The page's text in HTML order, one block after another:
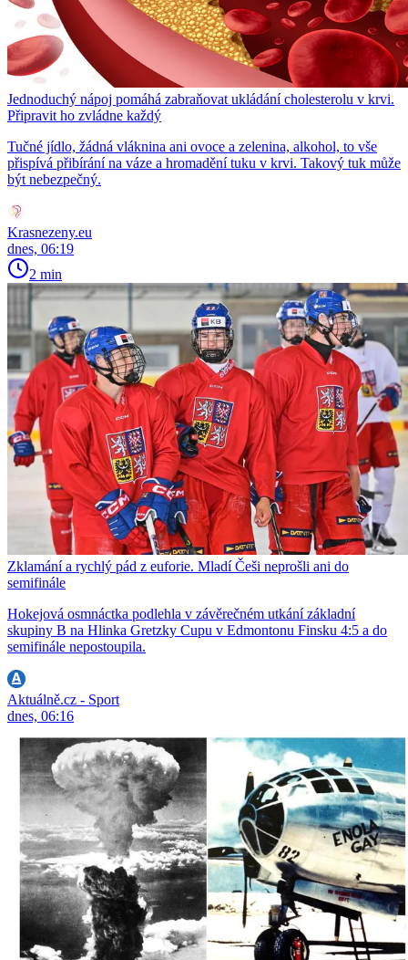
Jednoduchý nápoj pomáhá zabraňovat ukládání cholesterolu v krvi.
Připravit ho zvládne každý
Tučné jídlo, žádná vláknina ani ovoce a zelenina, alkohol, to vše
přispívá přibírání na váze a hromadění tuku v krvi. Takový tuk může
být nebezpečný.
Krasnezeny.eu
dnes, 06:19
2 min
Zklamání a rychlý pád z euforie. Mladí Češi neprošli ani do
semifinále
Hokejová osmnáctka podlehla v závěrečném utkání základní
skupiny B na Hlinka Gretzky Cupu v Edmontonu Finsku 4:5 a do
semifinále nepostoupila.
Aktuálně.cz - Sport
dnes, 06:16